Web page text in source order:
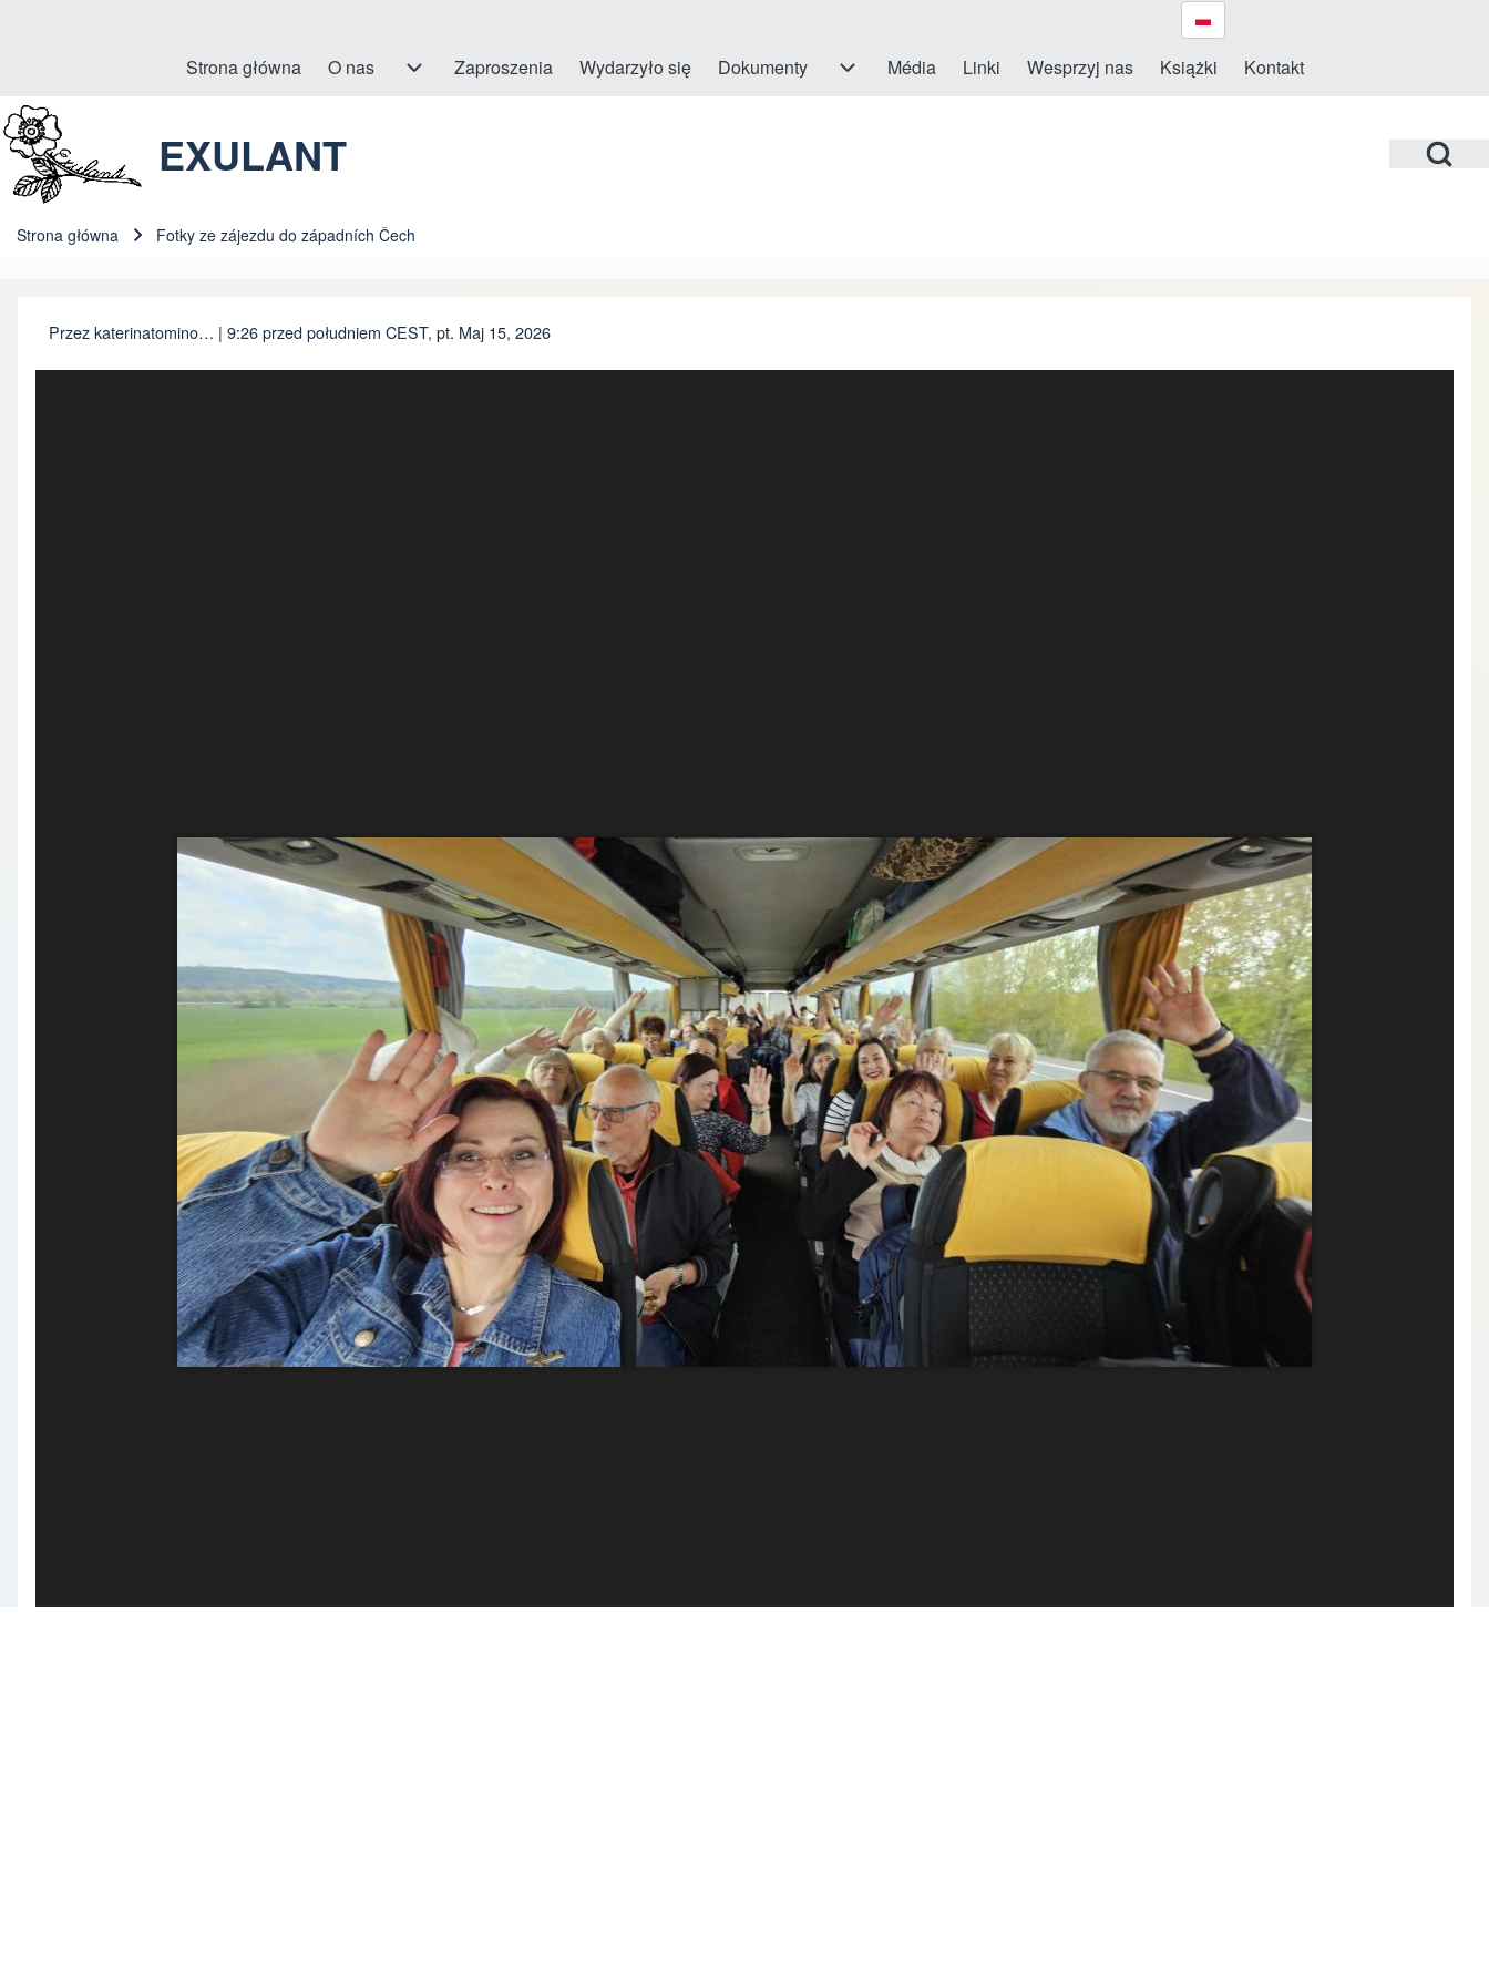
Close search
Hlavní navigace
Strona główna O nas
O nas sub-navigationZaproszenia Wydarzyło się Dokumenty
Dokumenty sub-navigation
Média Linki Wesprzyj nas Książki Kontakt
Open Search
EXULANT
Strona główna Fotky ze zájezdu do západních Čech
Przezkaterinatomino… | 9:26 przed południem CEST, pt. Maj 15, 2026